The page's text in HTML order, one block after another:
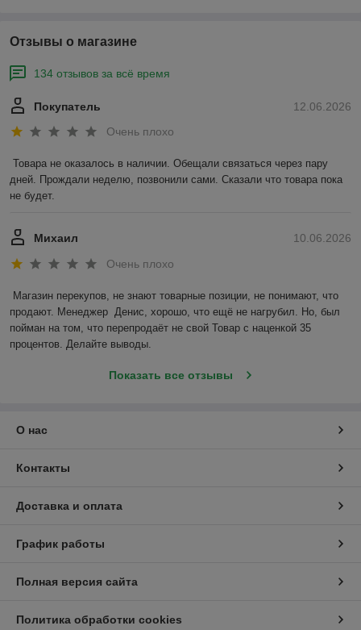
Отзывы о магазине
134 отзывов за всё время
12.06.2026
Покупатель
Очень плохо
Товара не оказалось в наличии. Обещали связаться через пару
дней. Прождали неделю, позвонили сами. Сказали что товара пока
не будет.
10.06.2026
Михаил
Очень плохо
Магазин перекупов, не знают товарные позиции, не понимают, что
продают. Менеджер  Денис, хорошо, что ещё не нагрубил. Но, был
пойман на том, что перепродаёт не свой Товар с наценкой 35
процентов. Делайте выводы.
Показать все отзывы
О нас
Контакты
Доставка и оплата
График работы
Полная версия сайта
Политика обработки cookies